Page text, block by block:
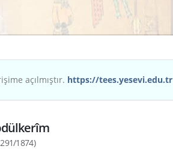
açılmıştır. https://tees.yesevi.edu.tr
1874)